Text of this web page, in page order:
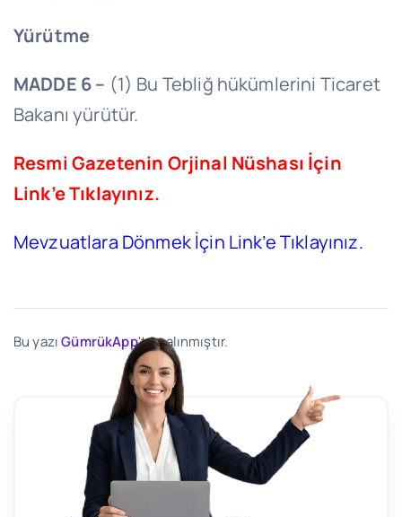
Yürütme
MADDE 6 – (1) Bu Tebliğ hükümlerini Ticaret
Bakanı yürütür.
Resmi Gazetenin Orjinal Nüshası İçin
Link’e Tıklayınız.
Mevzuatlara Dönmek İçin Link’e Tıklayınız.
Bu yazıGümrükApp'ten alınmıştır.